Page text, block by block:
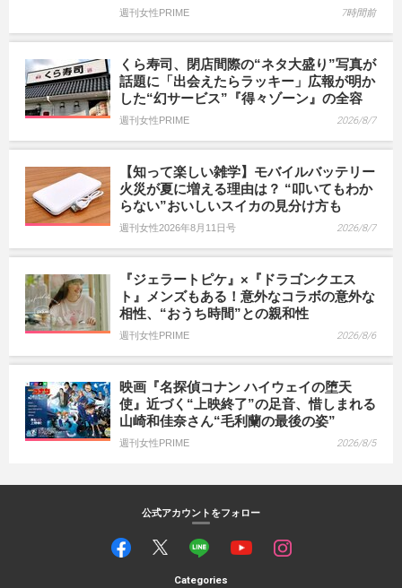
週刊女性PRIME 7時間前
くら寿司、閉店間際の“ネタ大盛り”写真が
話題に「出会えたらラッキー」広報が明か
した“幻サービス”『得々ゾーン』の全容
週刊女性PRIME 2026/8/7
【知って楽しい雑学】モバイルバッテリー
火災が夏に増える理由は？ “叩いてもわか
らない”おいしいスイカの見分け方も
週刊女性2026年8月11日号 2026/8/7
『ジェラートピケ』×『ドラゴンクエス
ト』メンズもある！意外なコラボの意外な
相性、“おうち時間”との親和性
週刊女性PRIME 2026/8/6
映画『名探偵コナン ハイウェイの堕天
使』近づく“上映終了”の足音、惜しまれる
山崎和佳奈さん“毛利蘭の最後の姿”
週刊女性PRIME 2026/8/5
公式アカウントをフォロー
Categories